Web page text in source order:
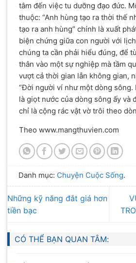
tâm đến việc tu dưỡng đạo đức.
thuộc: “Anh hùng tạo ra thời thế
tạo ra anh hùng” chính là xuất
biện chứng giữa con người với
chúng ta cần phải hiểu đúng, để
thân vào một sự nghiệp mà tầm
vượt cả thời gian lẫn không gian,
“Đời người ví như một dòng sông.
là giọt nước của dòng sông ấy và
chỉ là cộng rác vật vờ trôi theo
Theo www.mangthuvien.com
Danh mục: Chuyện Cuộc Sống.
Những kỹ năng đắt giá hơn
tiền bạc
CÓ THỂ BẠN QUAN TÂM: